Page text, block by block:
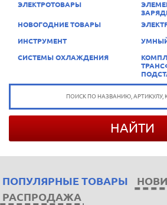
ЭЛЕКТРОТОВАРЫ
НОВОГОДНИЕ ТОВАРЫ
ИНСТРУМЕНТ
СИСТЕМЫ ОХЛАЖДЕНИЯ
НАЙТИ
ПОПУЛЯРНЫЕ ТОВАРЫ
РАСПРОДАЖА